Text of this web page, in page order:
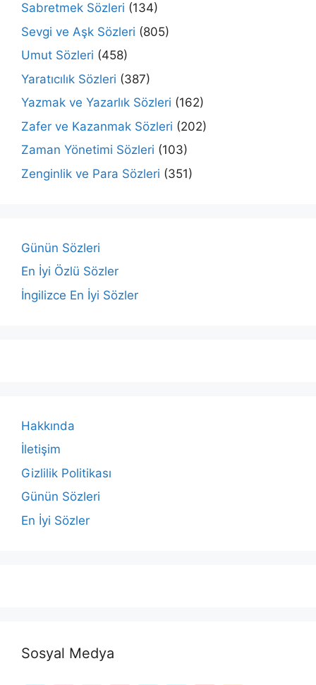
Sabretmek Sözleri (134)
Sevgi ve Aşk Sözleri (805)
Umut Sözleri (458)
Yaratıcılık Sözleri (387)
Yazmak ve Yazarlık Sözleri (162)
Zafer ve Kazanmak Sözleri (202)
Zaman Yönetimi Sözleri (103)
Zenginlik ve Para Sözleri (351)
Günün Sözleri
En İyi Özlü Sözler
İngilizce En İyi Sözler
Hakkında
İletişim
Gizlilik Politikası
Günün Sözleri
En İyi Sözler
Sosyal Medya